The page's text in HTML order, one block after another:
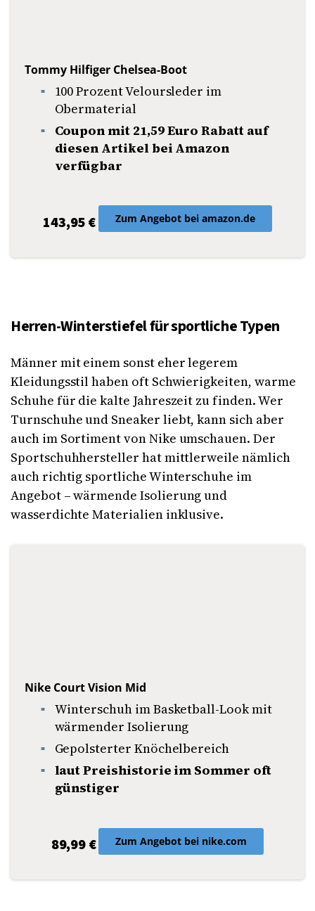
Tommy Hilfiger Chelsea-Boot
100 Prozent Veloursleder im
Obermaterial
Coupon mit 21,59 Euro Rabatt auf
diesen Artikel bei Amazon
verfügbar
143,95 € Zum Angebot bei amazon.de
Herren-Winterstiefel für sportliche Typen
Männer mit einem sonst eher legerem
Kleidungsstil haben oft Schwierigkeiten, warme
Schuhe für die kalte Jahreszeit zu finden. Wer
Turnschuhe und Sneaker liebt, kann sich aber
auch im Sortiment von Nike umschauen. Der
Sportschuhhersteller hat mittlerweile nämlich
auch richtig sportliche Winterschuhe im
Angebot – wärmende Isolierung und
wasserdichte Materialien inklusive.
Nike Court Vision Mid
Winterschuh im Basketball-Look mit
wärmender Isolierung
Gepolsterter Knöchelbereich
laut Preishistorie im Sommer oft
günstiger
89,99 € Zum Angebot bei nike.com